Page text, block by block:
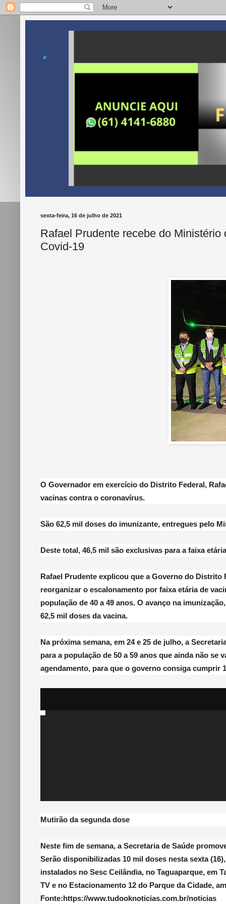
.
sexta-feira, 16 de julho de 2021
Rafael Prudente recebe do
Covid-19
O Governador em exercício do Distrito Federal,
vacinas contra o coronavírus.
São 62,5 mil doses do imunizante, entregues pelo
Deste total, 46,5 mil são exclusivas para a faixa
Rafael Prudente explicou que a Governo do Distrito
reorganizar o escalonamento por faixa etária de
população de 40 a 49 anos. O avanço na
62,5 mil doses da vacina.
Na próxima semana, em 24 e 25 de julho, a
para a população de 50 a 59 anos que ainda não se
agendamento, para que o governo consiga cumprir
Mutirão da segunda dose
Neste fim de semana, a Secretaria de Saúde
Serão disponibilizadas 10 mil doses nesta sexta
instalados no Sesc Ceilândia, no Taguaparque, em
TV e no Estacionamento 12 do Parque da Cidade,
Fonte:https://www.tudooknoticias.com.br/noticias